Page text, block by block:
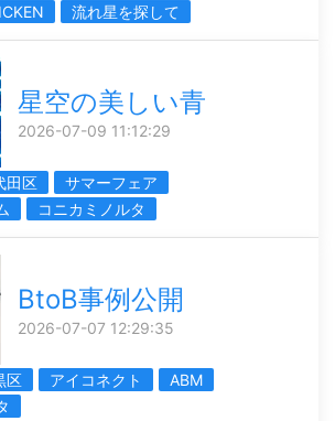
流れ星を探して
星空の美しい青
2026-07-09 11:12:29
田区
サマーフェア
コニカミノルタ
BtoB事例公開
2026-07-07 12:29:35
区 アイコネクト
ABM